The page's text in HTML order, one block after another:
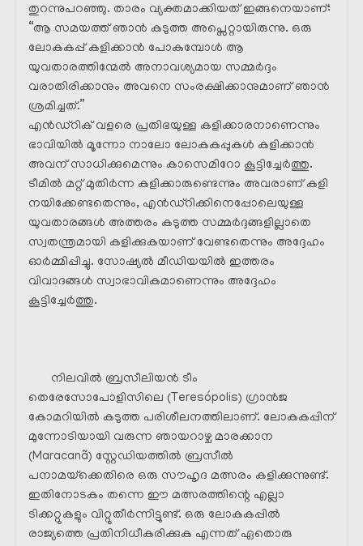
തുറന്നുപറഞ്ഞു. താരം വ്യക്തമാക്കിയത് ഇങ്ങനെയാണ്:
“ആ സമയത്ത് ഞാൻ കടുത്ത അപ്സെറ്റായിരുന്നു. ഒരു
ലോകകപ്പ് കളിക്കാൻ പോകുമ്പോൾ ആ
യുവതാരത്തിന്മേൽ അനാവശ്യമായ സമ്മർദ്ദം
വരാതിരിക്കാനും അവനെ സംരക്ഷിക്കാനുമാണ് ഞാൻ
ശ്രമിച്ചത്.”
എൻഡ്റിക് വളരെ പ്രതിഭയുള്ള കളിക്കാരനാണെന്നും
ഭാവിയിൽ മൂന്നോ നാലോ ലോകകപ്പുകൾ കളിക്കാൻ
അവന് സാധിക്കുമെന്നും കാസെമിറോ കൂട്ടിച്ചേർത്തു.
ടീമിൽ മറ്റ് മുതിർന്ന കളിക്കാരുണ്ടെന്നും അവരാണ് കളി
നയിക്കേണ്ടതെന്നും, എൻഡ്റിക്കിനെപ്പോലെയുള്ള
യുവതാരങ്ങൾ അത്തരം കടുത്ത സമ്മർദ്ദങ്ങളില്ലാതെ
സ്വതന്ത്രമായി കളിക്കുകയാണ് വേണ്ടതെന്നും അദ്ദേഹം
ഓർമ്മിപ്പിച്ചു. സോഷ്യൽ മീഡിയയിൽ ഇത്തരം
വിവാദങ്ങൾ സ്വാഭാവികമാണെന്നും അദ്ദേഹം
കൂട്ടിച്ചേർത്തു.
നിലവിൽ ബ്രസീലിയൻ ടീം
തെരേസോപോളിസിലെ (Teresópolis) ഗ്രാൻജ
കോമറിയിൽ കടുത്ത പരിശീലനത്തിലാണ്. ലോകകപ്പിന്
മുന്നോടിയായി വരുന്ന ഞായറാഴ്ച മാരക്കാന
(Maracanã) സ്റ്റേഡിയത്തിൽ ബ്രസീൽ
പനാമയ്‌ക്കെതിരെ ഒരു സൗഹൃദ മത്സരം കളിക്കുന്നുണ്ട്.
ഇതിനോടകം തന്നെ ഈ മത്സരത്തിന്റെ എല്ലാ
ടിക്കറ്റുകളും വിറ്റുതീർന്നിട്ടുണ്ട്. ഒരു ലോകകപ്പിൽ
രാജ്യത്തെ പ്രതിനിധീകരിക്കുക എന്നത് ഏതൊരു